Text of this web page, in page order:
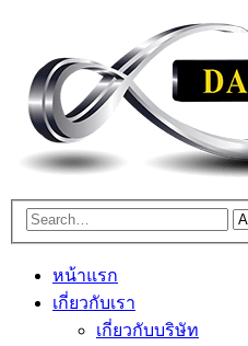
หน้าแรก
เกี่ยวกับเรา
เกี่ยวกับบริษัท